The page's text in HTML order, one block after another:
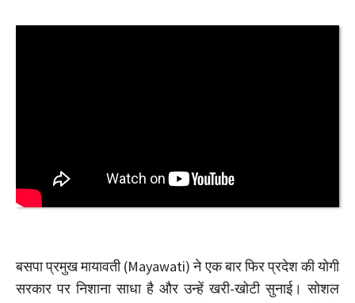
बसपा प्रमुख मायावती (Mayawati) ने एक बार फिर प्रदेश की योगी
सरकार पर निशाना साधा है और उन्हें खरी-खोटी सुनाई। सोशल